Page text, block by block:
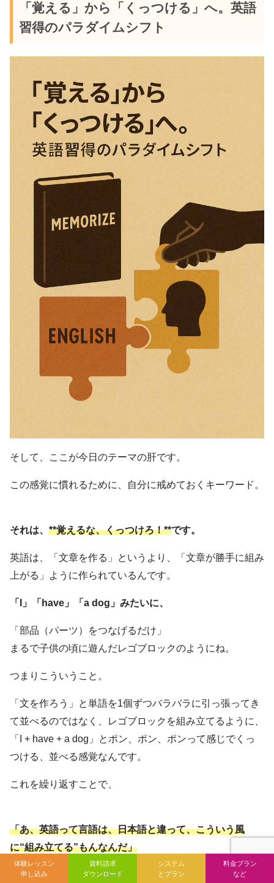
「覚える」から「くっつける」へ。英語
習得のパラダイムシフト
そして、ここが今日のテーマの肝です。
この感覚に慣れるために、自分に戒めておくキーワード。
それは、 **覚えるな、くっつけろ！**です。
英語は、「文章を作る」というより、「文章が勝手に組み
上がる」ように作られているんです。
「I」「have」「a dog」みたいに、
「部品（パーツ）をつなげるだけ」
まるで子供の頃に遊んだレゴブロックのようにね。
つまりこういうこと。
「文を作ろう」と単語を1個ずつバラバラに引っ張ってき
て並べるのではなく、レゴブロックを組み立てるように、
「I + have + a dog」とポン、ポン、ポンって感じでくっ
つける、並べる感覚なんです。
これを繰り返すことで、
「あ、英語って言語は、日本語と違って、こういう風
に“組み立てる”もんなんだ」
と脳が再認識するようになります。
体験レッスン
申し込み
資料請求
ダウンロード
システム
とプラン
料金プラン
など